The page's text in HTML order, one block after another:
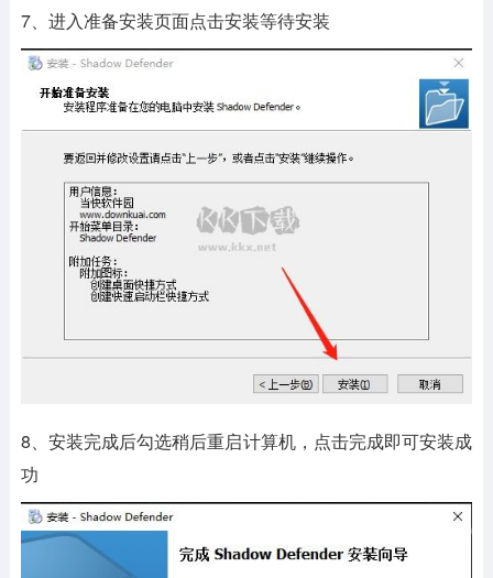
7、进入准备安装页面点击安装等待安装
8、安装完成后勾选稍后重启计算机，点击完成即可安装成
功